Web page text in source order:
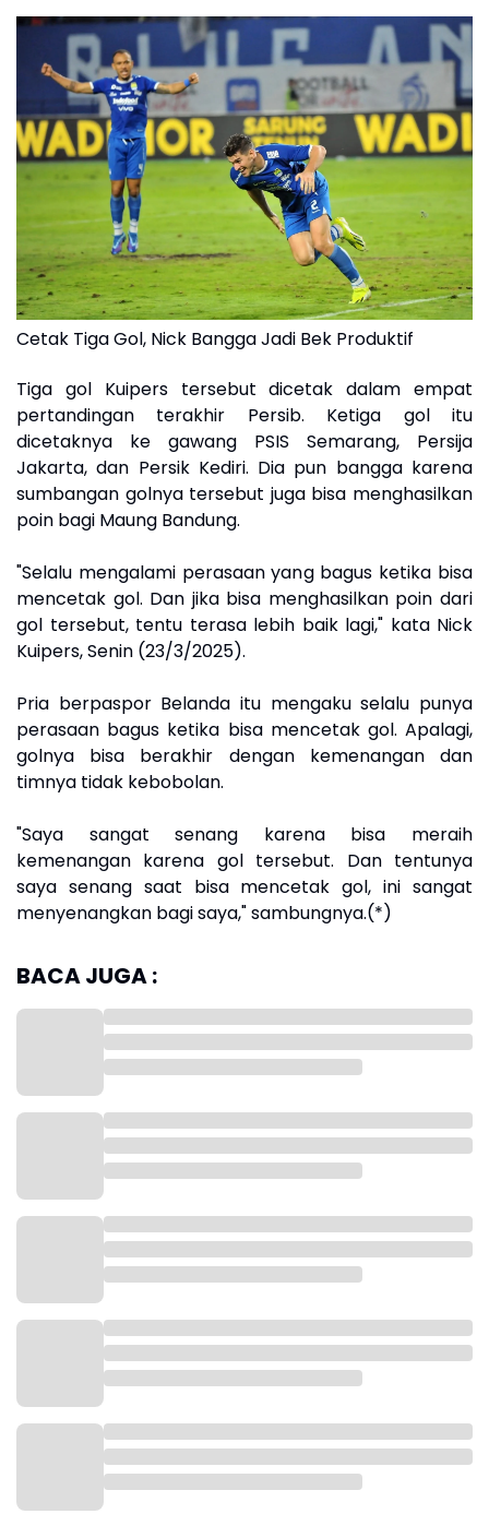
Cetak Tiga Gol, Nick Bangga Jadi Bek Produktif
Tiga gol Kuipers tersebut dicetak dalam empat
pertandingan terakhir Persib. Ketiga gol itu
dicetaknya ke gawang PSIS Semarang, Persija
Jakarta, dan Persik Kediri. Dia pun bangga karena
sumbangan golnya tersebut juga bisa menghasilkan
poin bagi Maung Bandung.
"Selalu mengalami perasaan yang bagus ketika bisa
mencetak gol. Dan jika bisa menghasilkan poin dari
gol tersebut, tentu terasa lebih baik lagi," kata Nick
Kuipers, Senin (23/3/2025).
Pria berpaspor Belanda itu mengaku selalu punya
perasaan bagus ketika bisa mencetak gol. Apalagi,
golnya bisa berakhir dengan kemenangan dan
timnya tidak kebobolan.
"Saya sangat senang karena bisa meraih
kemenangan karena gol tersebut. Dan tentunya
saya senang saat bisa mencetak gol, ini sangat
menyenangkan bagi saya," sambungnya.(*)
BACA JUGA :